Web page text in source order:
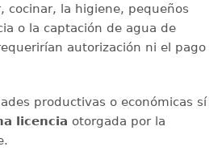
cocinar, la higiene, pequeños
o la captación de agua de
autorización ni el pago
productivas o económicas sí
licencia otorgada por la